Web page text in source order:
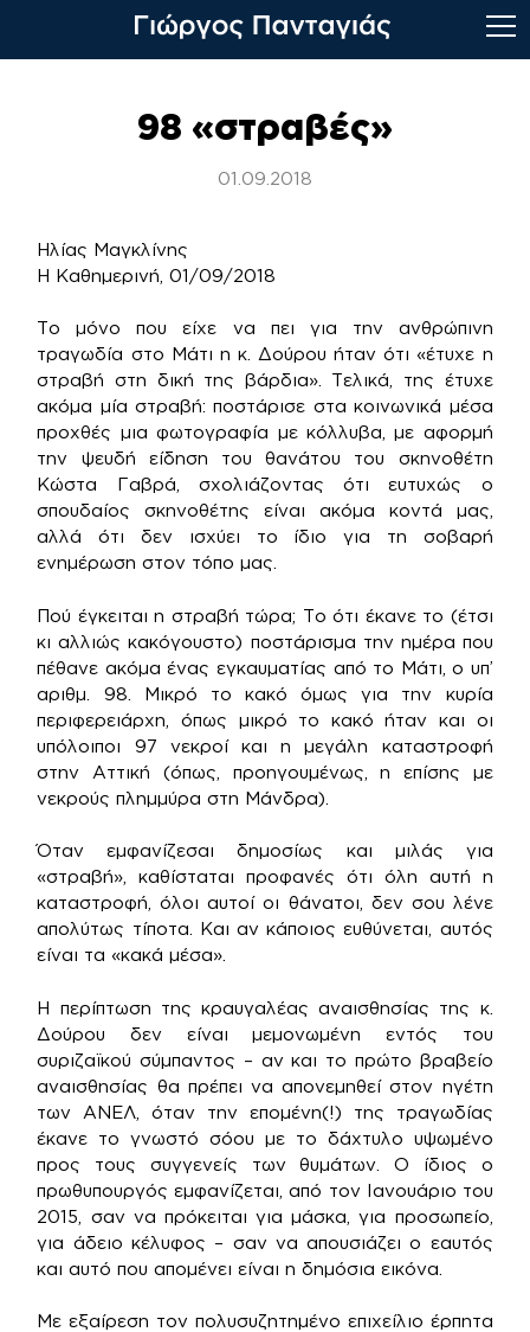
98 «στραβές»
01.09.2018
Ηλίας Μαγκλίνης
Η Καθημερινή, 01/09/2018
Τ​​ο μόνο που είχε να πει για την ανθρώπινη
τραγωδία στο Μάτι η κ. Δούρου ήταν ότι «έτυχε η
στραβή στη δική της βάρδια». Τελικά, της έτυχε
ακόμα μία στραβή: ποστάρισε στα κοινωνικά μέσα
προχθές μια φωτογραφία με κόλλυβα, με αφορμή
την ψευδή είδηση του θανάτου του σκηνοθέτη
Κώστα Γαβρά, σχολιάζοντας ότι ευτυχώς ο
σπουδαίος σκηνοθέτης είναι ακόμα κοντά μας,
αλλά ότι δεν ισχύει το ίδιο για τη σοβαρή
ενημέρωση στον τόπο μας.
Πού έγκειται η στραβή τώρα; Το ότι έκανε το (έτσι
κι αλλιώς κακόγουστο) ποστάρισμα την ημέρα που
πέθανε ακόμα ένας εγκαυματίας από το Μάτι, ο υπ’
αριθμ. 98. Μικρό το κακό όμως για την κυρία
περιφερειάρχη, όπως μικρό το κακό ήταν και οι
υπόλοιποι 97 νεκροί και η μεγάλη καταστροφή
στην Αττική (όπως, προηγουμένως, η επίσης με
νεκρούς πλημμύρα στη Μάνδρα).
Όταν εμφανίζεσαι δημοσίως και μιλάς για
«στραβή», καθίσταται προφανές ότι όλη αυτή η
καταστροφή, όλοι αυτοί οι θάνατοι, δεν σου λένε
απολύτως τίποτα. Και αν κάποιος ευθύνεται, αυτός
είναι τα «κακά μέσα».
Η περίπτωση της κραυγαλέας αναισθησίας της κ.
Δούρου δεν είναι μεμονωμένη εντός του
συριζαϊκού σύμπαντος – αν και το πρώτο βραβείο
αναισθησίας θα πρέπει να απονεμηθεί στον ηγέτη
των ΑΝΕΛ, όταν την επομένη(!) της τραγωδίας
έκανε το γνωστό σόου με το δάχτυλο υψωμένο
προς τους συγγενείς των θυμάτων. Ο ίδιος ο
πρωθυπουργός εμφανίζεται, από τον Ιανουάριο του
2015, σαν να πρόκειται για μάσκα, για προσωπείο,
για άδειο κέλυφος – σαν να απουσιάζει ο εαυτός
και αυτό που απομένει είναι η δημόσια εικόνα.
Με εξαίρεση τον πολυσυζητημένο επιχείλιο έρπητα